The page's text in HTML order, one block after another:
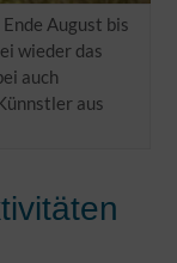
August bis
wieder das
auch
aus